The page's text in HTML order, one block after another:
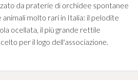
da praterie di orchidee spontanee
animali molto rari in Italia: il pelodite
ocellata, il più grande rettile
per il logo dell'associazione.